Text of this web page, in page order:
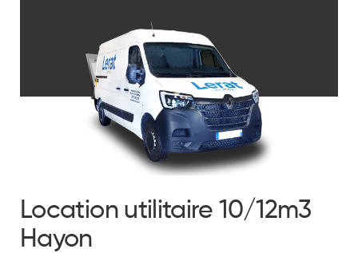
Location utilitaire 10/12m3
Hayon